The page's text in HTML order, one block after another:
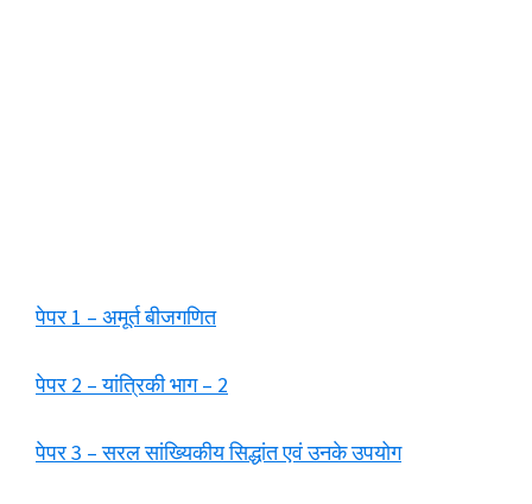
पेपर 1 – अमूर्त बीजगणित
पेपर 2 – यांत्रिकी भाग – 2
पेपर 3 – सरल सांख्यिकीय सिद्धांत एवं उनके उपयोग